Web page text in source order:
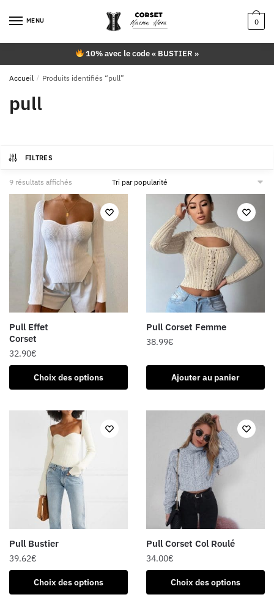
MENU 0
10% avec le code « BUSTIER »
Accueil / Produits identifiés “pull”
pull
FILTRES
9 résultats affichés
par
popularité
Pull Effet
Corset
32.90€
Choix des options
produit
variations.
peuvent
choisies
page
du
produit
Pull Corset Femme
38.99€
Ajouter au panier
Pull Bustier
39.62€
Choix des options
produit
Pull Corset Col Roulé
34.00€
Choix des options
produit